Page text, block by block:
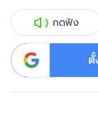
กดฟัง
ตั้